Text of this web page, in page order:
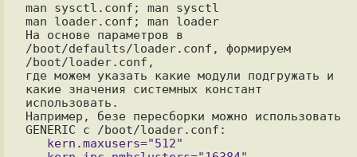
man sysctl.conf; man sysctl
man loader.conf; man loader
На основе параметров в
/boot/defaults/loader.conf, формируем
/boot/loader.conf,
где можем указать какие модули подгружать и
какие значения системных констант
использовать.
Например, безе пересборки можно использовать